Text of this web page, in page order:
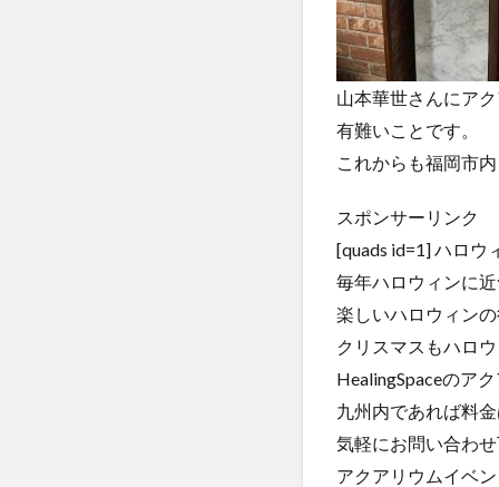
山本華世さんにア
有難いことです。
これからも福岡市
スポンサーリンク
[quads id=1] ハロウ
毎年ハロウィンに
楽しいハロウィン
クリスマスもハロ
HealingSpaceのア
九州内であれば料
気軽にお問い合わ
アクアリウムイベ